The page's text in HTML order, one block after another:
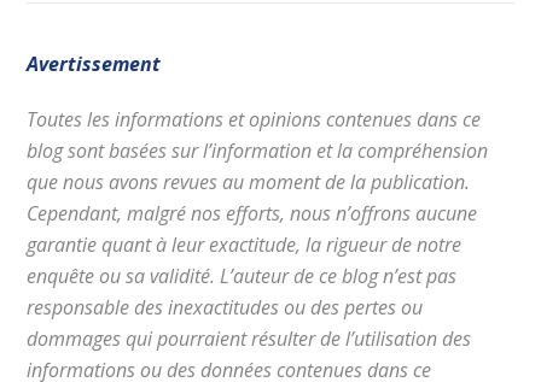
Avertissement
Toutes les informations et opinions contenues dans ce
blog sont basées sur l’information et la compréhension
que nous avons revues au moment de la publication.
Cependant, malgré nos efforts, nous n’offrons aucune
garantie quant à leur exactitude, la rigueur de notre
enquête ou sa validité. L’auteur de ce blog n’est pas
responsable des inexactitudes ou des pertes ou
dommages qui pourraient résulter de l’utilisation des
informations ou des données contenues dans ce